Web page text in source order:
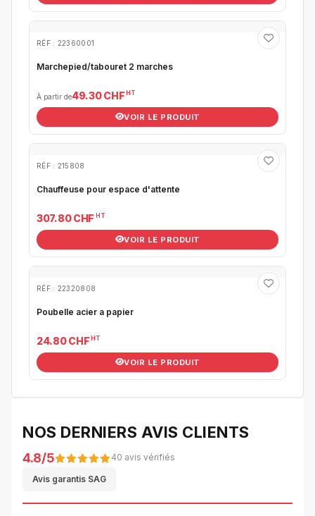
RÉF : 22360001
Marchepied/tabouret 2 marches
À partir de49.30 CHF HT
VOIR LE PRODUIT
RÉF : 215808
Chauffeuse pour espace d'attente
307.80 CHF HT
VOIR LE PRODUIT
RÉF : 22320808
Poubelle acier a papier
24.80 CHF HT
VOIR LE PRODUIT
NOS DERNIERS AVIS CLIENTS
4.8/5 40 avis vérifiés
Avis garantis SAG